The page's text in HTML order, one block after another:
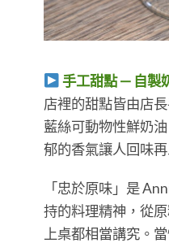
手工甜點 — 自製
店裡的甜點皆由店
藍絲可動物性鮮奶
郁的香氣讓人回味再
「忠於原味」是
持的料理精神，從
上桌都相當講究。